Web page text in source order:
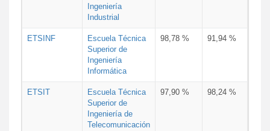
Ingeniería
Industrial
ETSINF
Escuela Técnica
Superior de
Ingeniería
Informática
98,78 % 91,94 %
ETSIT
Escuela Técnica
Superior de
Ingeniería de
Telecomunicación
97,90 % 98,24 %